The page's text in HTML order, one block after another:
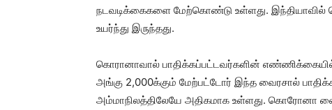
நடவடிக்கைகளை மேற்கொண்டு உள்ளது.
உயர்ந்து இருந்தது.
கொரானாவால் பாதிக்கப்பட்டவர்களின் எண்ணிக்கையில்
அங்கு 2,000க்கும் மேற்பட்டோர் இந்த வைரசால்
அம்மாநிலத்திலேயே அதிகமாக உள்ளது. கொரோனா